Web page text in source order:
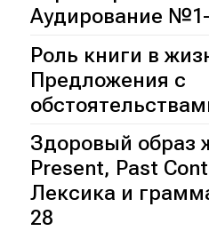
Аудирование
Роль книги в
Предложения с
Здоровый образ
Present, Past
Лексика и
28